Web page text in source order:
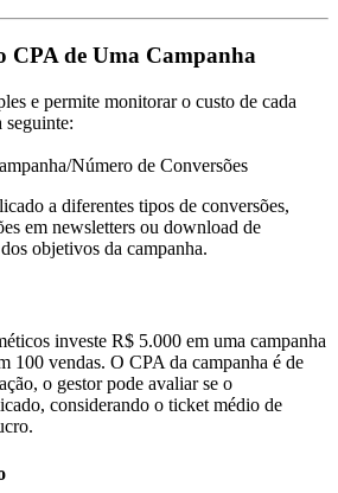
CPA de Uma Campanha
e permite monitorar o custo de cada
seguinte:
Número de Conversões
a diferentes tipos de conversões,
em newsletters ou download de
objetivos da campanha.
investe R$ 5.000 em uma campanha
100 vendas. O CPA da campanha é de
o gestor pode avaliar se o
considerando o ticket médio de